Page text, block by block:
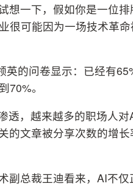
想一下，假如你是一位
很可能因为一场技术革
英的问卷显示：已经有
70%。
透，越来越多的职场人
的文章被分享次数的增
副总裁王迪看来，AI不